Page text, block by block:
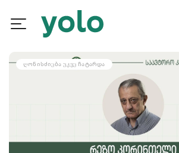
ᲦᲝᲜᲘᲡᲫᲘᲔᲑᲐ ᲣᲙᲕᲔ ᲩᲐᲢᲐᲠᲓᲐ